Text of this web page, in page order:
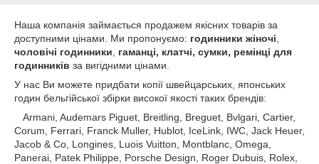
Наша компанія займається продажем якісних товарів за
доступними цінами. Ми пропонуємо: годинники жіночі
чоловічі годинники
гаманці, клатчі, сумки, ремінці для
годинників за вигідними цінами.
У нас Ви можете придбати копії швейцарських, японських
годин бельгійської збірки високої якості таких брендів:
Armani, Audemars Piguet, Breitling, Breguet, Bvlgari, Cartier,
Corum, Ferrari, Franck Muller, Hublot, IceLink, IWC, Jack Heuer,
Jacob & Co, Longines, Luois Vuitton, Montblanc, Omega,
Panerai, Patek Philippe, Porsche Design, Roger Dubuis, Rolex,